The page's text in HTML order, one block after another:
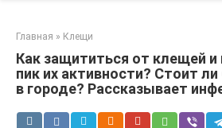
Главная » Клещи
Как защититься от клещей
пик их активности? Стоит
в городе? Рассказывает